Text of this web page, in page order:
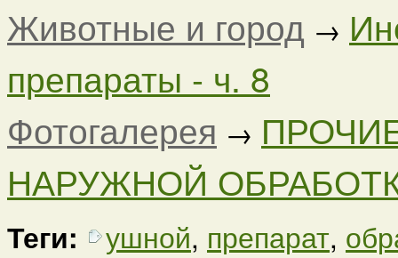
Животные и город →
препараты - ч. 8
Фотогалерея →
НАРУЖНОЙ
Теги: ушной, препарат,